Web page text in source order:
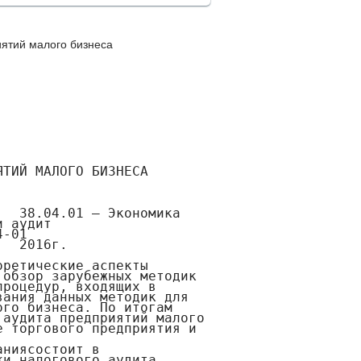
малого бизнеса